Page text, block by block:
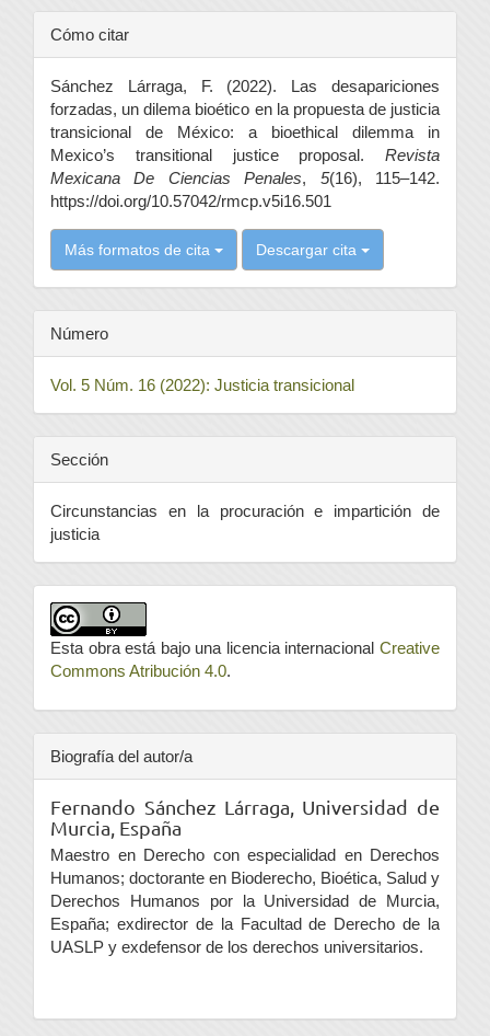
Detalles
del
artículo
Cómo citar
Sánchez Lárraga, F. (2022). Las desapariciones
forzadas, un dilema bioético en la propuesta de justicia
transicional de México: a bioethical dilemma in
Mexico’s transitional justice proposal. Revista
Mexicana De Ciencias Penales, 5(16), 115–142.
https://doi.org/10.57042/rmcp.v5i16.501
Más formatos de cita Descargar cita
Número
Vol. 5 Núm. 16 (2022): Justicia transicional
Sección
Circunstancias en la procuración e impartición de
justicia
Esta obra está bajo una licencia internacional Creative
Commons Atribución 4.0.
Biografía del autor/a
Fernando Sánchez Lárraga, Universidad de
Murcia, España
Maestro en Derecho con especialidad en Derechos
Humanos; doctorante en Bioderecho, Bioética, Salud y
Derechos Humanos por la Universidad de Murcia,
España; exdirector de la Facultad de Derecho de la
UASLP y exdefensor de los derechos universitarios.